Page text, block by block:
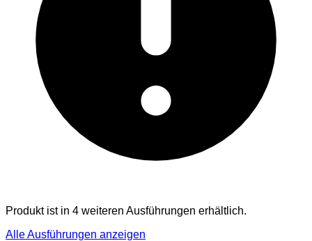
Produkt ist in 4 weiteren Ausführungen erhältlich.
Alle Ausführungen anzeigen